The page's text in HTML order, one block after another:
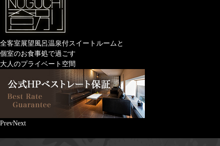
全客室展望風呂温泉付スイートルームと
個室のお食事処で過ごす
大人のプライベート空間
PrevNext